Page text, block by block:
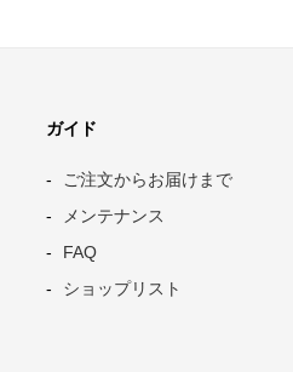
ガイド
ご注文からお届けまで
メンテナンス
FAQ
ショップリスト